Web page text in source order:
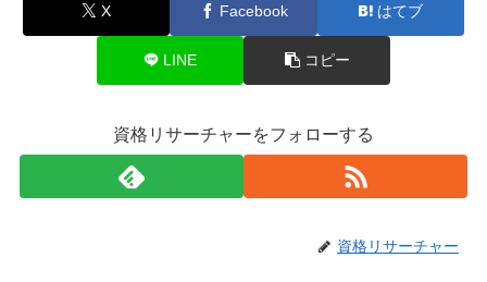
X Facebook はてブ
LINE コピー
資格リサーチャーをフォローする
資格リサーチャー